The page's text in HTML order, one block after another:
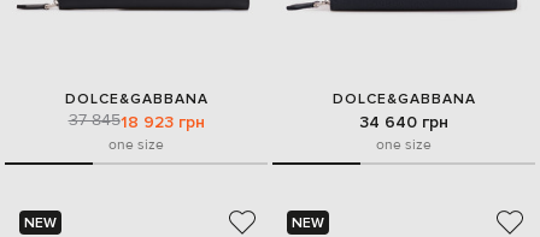
DOLCE&GABBANA
37 84518 923 грн
one size
DOLCE&GABBANA
34 640 грн
one size
NEW NEW